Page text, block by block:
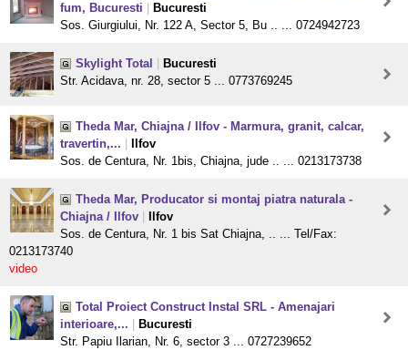
fum, Bucuresti
Bucuresti
Sos. Giurgiului, Nr. 122 A, Sector 5, Bu .. ... 0724942723
Skylight Total
Bucuresti
Str. Acidava, nr. 28, sector 5 ... 0773769245
Theda Mar, Chiajna / Ilfov - Marmura, granit, calcar,
travertin,...
Ilfov
Sos. de Centura, Nr. 1bis, Chiajna, jude .. ... 0213173738
Theda Mar, Producator si montaj piatra naturala -
Chiajna / Ilfov
Ilfov
Sos. de Centura, Nr. 1 bis Sat Chiajna, .. ... Tel/Fax:
0213173740
video
Total Proiect Construct Instal SRL - Amenajari
interioare,...
Bucuresti
Str. Papiu Ilarian, Nr. 6, sector 3 ... 0727239652